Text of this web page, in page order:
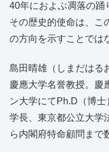
40年におよぶ凋落の踊
その歴史的使命は、こ
の方向を示すことでは
島田晴雄（しまだはる
慶應大学名誉教授。慶
ン大学にてPh.D（博
学長、東京都公立大学
ら内閣府特命顧問まで